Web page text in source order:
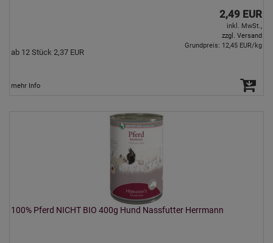
2,49 EUR
inkl. MwSt.,
zzgl. Versand
ab 12 Stück 2,37 EUR
Grundpreis: 12,45 EUR/kg
mehr Info
100% Pferd NICHT BIO 400g Hund Nassfutter Herrmann